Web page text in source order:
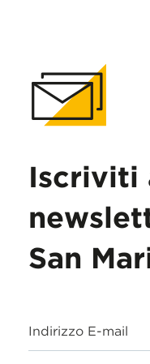
Iscriviti
San
Indirizzo E-mail